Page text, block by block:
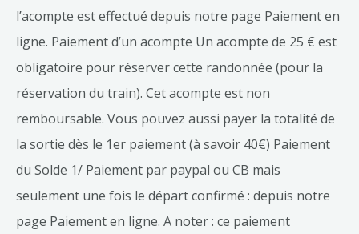
l’acompte est effectué depuis notre page Paiement en
ligne. Paiement d’un acompte Un acompte de 25 € est
obligatoire pour réserver cette randonnée (pour la
réservation du train). Cet acompte est non
remboursable. Vous pouvez aussi payer la totalité de
la sortie dès le 1er paiement (à savoir 40€) Paiement
du Solde 1/ Paiement par paypal ou CB mais
seulement une fois le départ confirmé : depuis notre
page Paiement en ligne. A noter : ce paiement